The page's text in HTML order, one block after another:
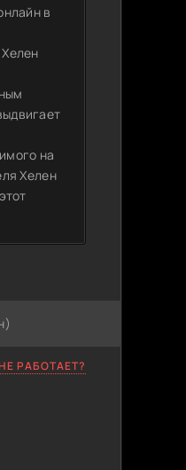
в
на
Хелен
РАБОТАЕТ?